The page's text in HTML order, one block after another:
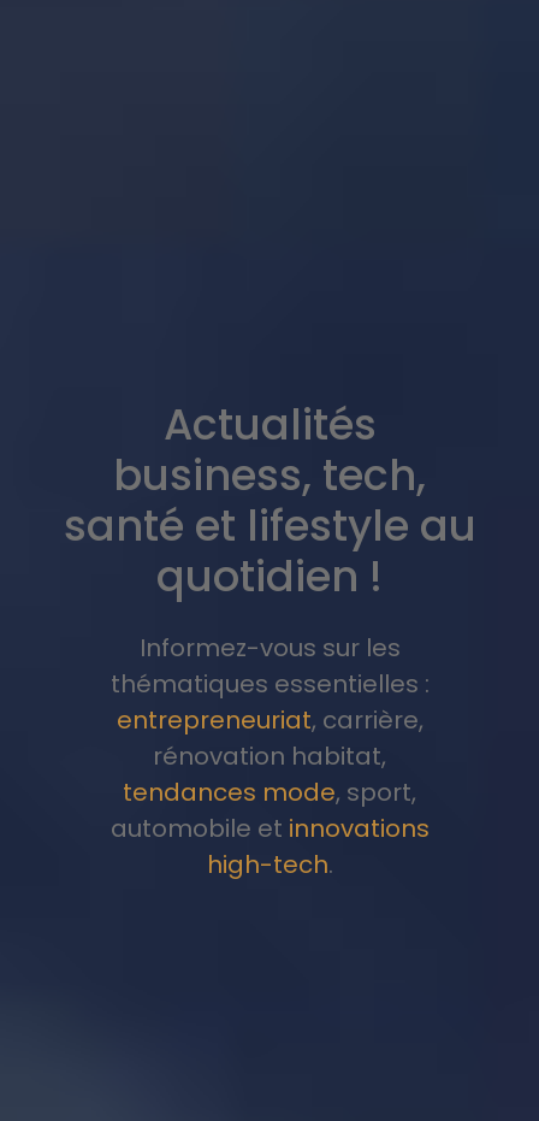
Actualités
business, tech,
santé et lifestyle au
quotidien !
Informez-vous sur les
thématiques essentielles :
entrepreneuriat, carrière,
rénovation habitat,
tendances mode, sport,
automobile et innovations
high-tech.